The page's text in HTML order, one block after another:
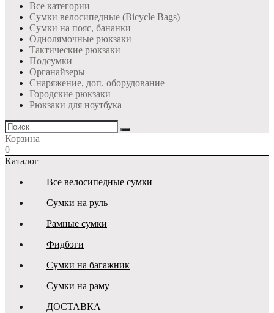
Все категории
Сумки велосипедные (Bicycle Bags)
Сумки на пояс, бананки
Однолямочные рюкзаки
Тактические рюкзаки
Подсумки
Органайзеры
Снаряжение, доп. оборудование
Городские рюкзаки
Рюкзаки для ноутбука
Корзина
0
Каталог
Все велосипедные сумки
Сумки на руль
Рамные сумки
Фидбэги
Сумки на багажник
Сумки на раму
ДОСТАВКА